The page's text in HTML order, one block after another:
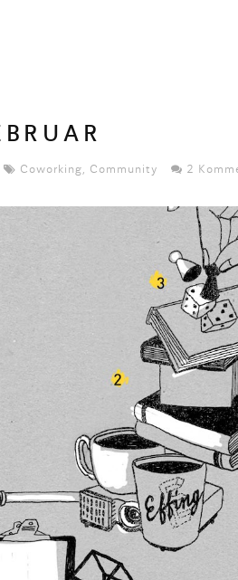
Coworking, Community 2